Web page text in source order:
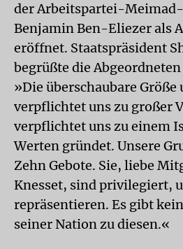
der Arbeitspartei-
Benjamin Ben-Eliezer als
eröffnet. Staatspräsident
begrüßte die
»Die überschaubare Größe
verpflichtet uns zu großer
verpflichtet uns zu einem
Werten gründet. Unsere
Zehn Gebote. Sie, liebe
Knesset, sind privilegiert,
repräsentieren. Es gibt
seiner Nation zu diesen.«